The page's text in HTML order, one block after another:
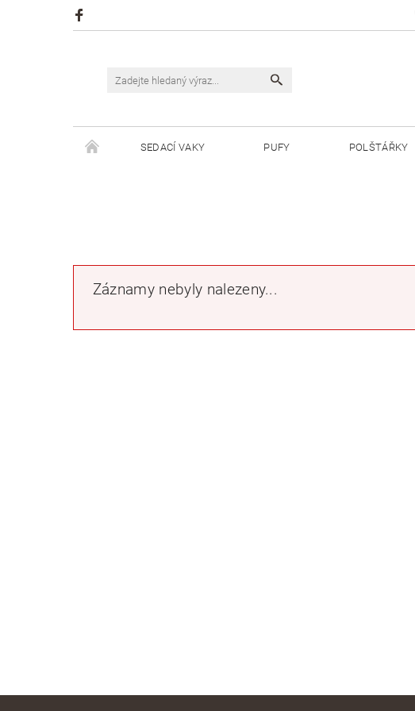
SEDACÍ VAKY PUFY POLŠTÁŘKY
Záznamy nebyly nalezeny...